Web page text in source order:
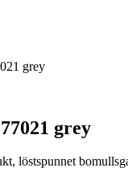
grey
grey
löstspunnet